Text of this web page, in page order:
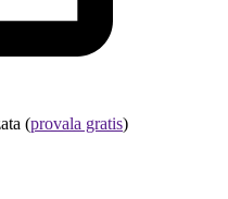
(provala gratis)